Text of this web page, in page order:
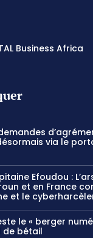
Business Africa
via le
Efoudou :
et en France
et le
le « berger
de bétail